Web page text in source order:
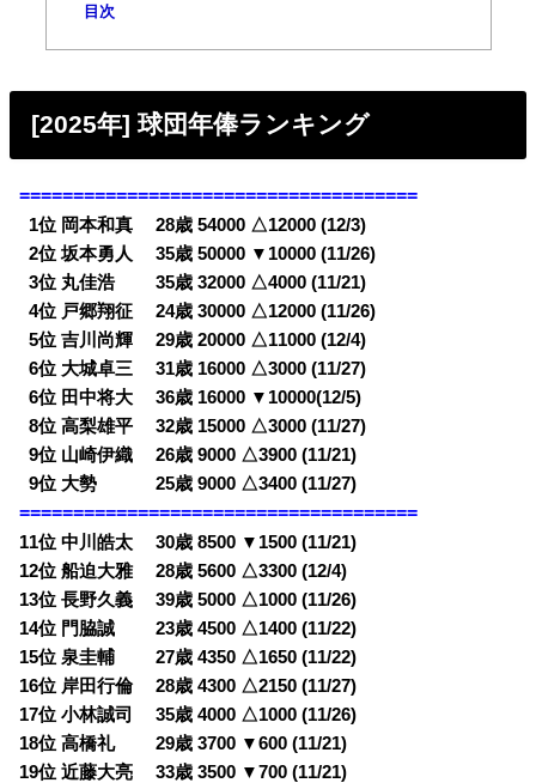
目次
[2025年] 球団年俸ランキング
=====================================
1位 岡本和真 28歳 54000 △12000 (12/3)
02位 坂本勇人 35歳 50000 ▼10000 (11/26)
03位 丸佳浩 35歳 32000 △4000 (11/21)
04位 戸郷翔征 24歳 30000 △12000 (11/26)
05位 吉川尚輝 29歳 20000 △11000 (12/4)
06位 大城卓三 31歳 16000 △3000 (11/27)
06位 田中将大 36歳 16000 ▼10000(12/5)
08位 高梨雄平 32歳 15000 △3000 (11/27)
09位 山崎伊織 26歳 9000 △3900 (11/21)
09位 大勢 25歳 9000 △3400 (11/27)
=====================================
11位 中川皓太 30歳 8500 ▼1500 (11/21)
12位 船迫大雅 28歳 5600 △3300 (12/4)
13位 長野久義 39歳 5000 △1000 (11/26)
14位 門脇誠 23歳 4500 △1400 (11/22)
15位 泉圭輔 27歳 4350 △1650 (11/22)
16位 岸田行倫 28歳 4300 △2150 (11/27)
17位 小林誠司 35歳 4000 △1000 (11/26)
18位 高橋礼 29歳 3700 ▼600 (11/21)
19位 近藤大亮 33歳 3500 ▼700 (11/21)